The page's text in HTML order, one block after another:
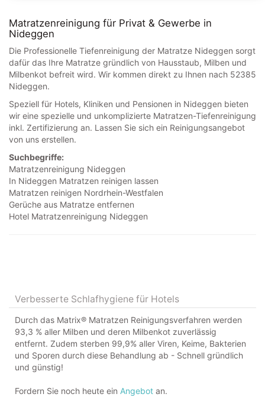
Matratzenreinigung für Privat & Gewerbe in
Nideggen
Die Professionelle Tiefenreinigung der Matratze Nideggen sorgt
dafür das Ihre Matratze gründlich von Hausstaub, Milben und
Milbenkot befreit wird. Wir kommen direkt zu Ihnen nach 52385
Nideggen.
Speziell für Hotels, Kliniken und Pensionen in Nideggen bieten
wir eine spezielle und unkomplizierte Matratzen-Tiefenreinigung
inkl. Zertifizierung an. Lassen Sie sich ein Reinigungsangebot
von uns erstellen.
Suchbegriffe:
Matratzenreinigung Nideggen
In Nideggen Matratzen reinigen lassen
Matratzen reinigen Nordrhein-Westfalen
Gerüche aus Matratze entfernen
Hotel Matratzenreinigung Nideggen
Verbesserte Schlafhygiene für Hotels
Durch das Matrix® Matratzen Reinigungsverfahren werden
93,3 % aller Milben und deren Milbenkot zuverlässig
entfernt. Zudem sterben 99,9% aller Viren, Keime, Bakterien
und Sporen durch diese Behandlung ab - Schnell gründlich
und günstig!
Fordern Sie noch heute ein Angebot an.